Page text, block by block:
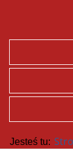
Jesteś tu: